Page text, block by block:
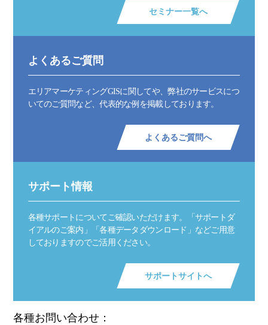
セミナー一覧へ
よくあるご質問
エリアマーケティングGISに関してや、弊社のサービスにつ
いてのご質問など、代表的な例を掲載しております。
よくあるご質問へ
サポート情報
各種サポートについてご確認いただけます。「サポートダ
イアルのご案内」「各種データダウンロード」などご用意
しておりますのでご活用ください。
サポートサイトへ
各種お問い合わせ：